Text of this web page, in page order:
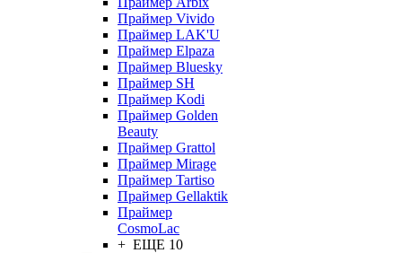
Праймер Vivido
Праймер LAK'U
Праймер Elpaza
Праймер Bluesky
Праймер SH
Праймер Kodi
Праймер Golden
Beauty
Праймер Grattol
Праймер Mirage
Праймер Tartiso
Праймер Gellaktik
Праймер
CosmoLac
+ ЕЩЕ 10